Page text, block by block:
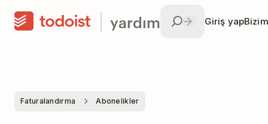
yardım Giriş yap
Faturalandırma Abonelikler